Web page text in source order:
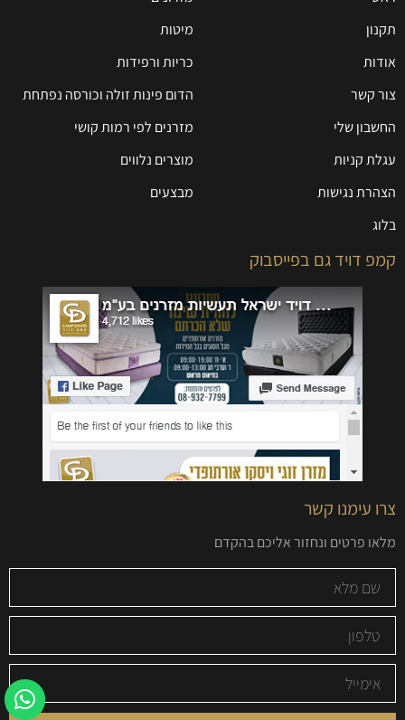
תקנון
אודות
צור קשר
החשבון שלי
עגלת קניות
הצהרת נגישות
בלוג
מיטות
כריות ורפידות
הדום פינות זולה וכורסה נפתחת
מזרנים לפי רמות קושי
מוצרים נלווים
מבצעים
קמפ דויד גם בפייסבוק
צרו עימנו קשר
מלאו פרטים ונחזור אליכם בהקדם